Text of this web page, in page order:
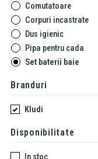
Comutatoare
Corpuri incastrate
Dus igienic
Pipa pentru cada
Set baterii baie
Branduri
Kludi
Disponibilitate
In stoc